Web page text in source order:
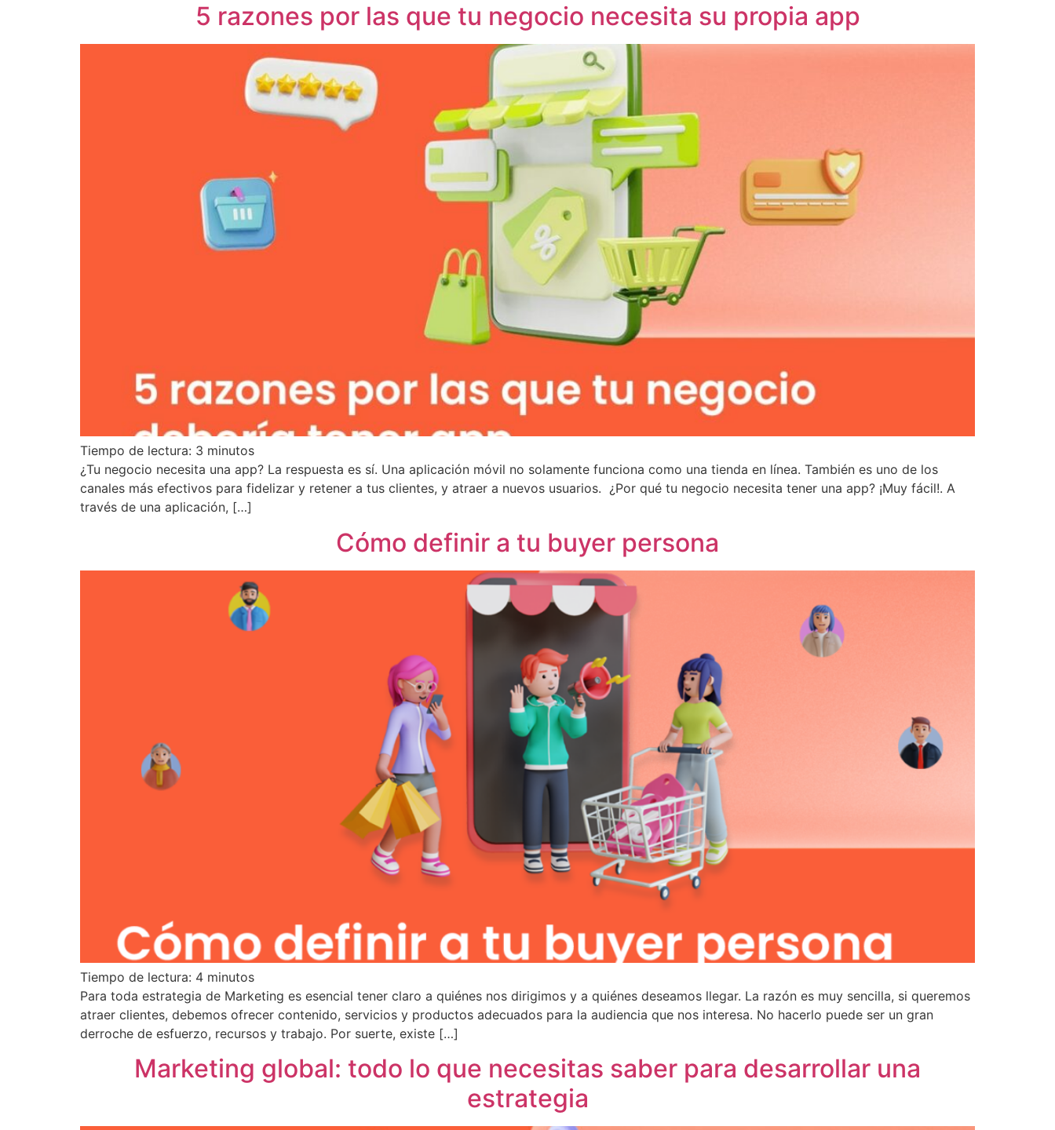
5 razones por las que tu negocio necesita su propia app
Tiempo de lectura: 3 minutos
¿Tu negocio necesita una app? La respuesta es sí. Una aplicación móvil no solamente funciona como una tienda en línea. También es uno de los
canales más efectivos para fidelizar y retener a tus clientes, y atraer a nuevos usuarios. ¿Por qué tu negocio necesita tener una app? ¡Muy fácil!. A
través de una aplicación, […]
Cómo definir a tu buyer persona
Tiempo de lectura: 4 minutos
Para toda estrategia de Marketing es esencial tener claro a quiénes nos dirigimos y a quiénes deseamos llegar. La razón es muy sencilla, si queremos
atraer clientes, debemos ofrecer contenido, servicios y productos adecuados para la audiencia que nos interesa. No hacerlo puede ser un gran
derroche de esfuerzo, recursos y trabajo. Por suerte, existe […]
Marketing global: todo lo que necesitas saber para desarrollar una
estrategia